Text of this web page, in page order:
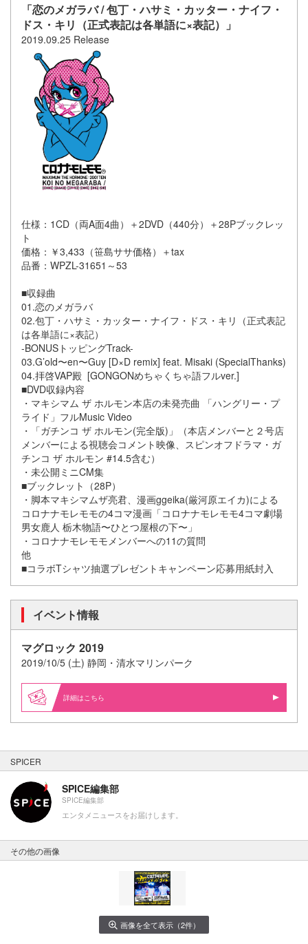
「恋のメガラバ / 包丁・ハサミ・カッター・ナイフ・
ドス・キリ（正式表記は各単語に×表記）」
2019.09.25 Release
仕様：1CD（両A面4曲）＋2DVD（440分）＋28Pブックレッ
ト
価格：￥3,433（笹島ササ価格）＋tax
品番：WPZL-31651～53
■収録曲
01.恋のメガラバ
02.包丁・ハサミ・カッター・ナイフ・ドス・キリ（正式表記
は各単語に×表記）
-BONUSトッピングTrack-
03.G’old〜en〜Guy [D×D remix] feat. Misaki (SpecialThanks)
04.拝啓VAP殿 [GONGONめちゃくちゃ語フルver.]
■DVD収録内容
・マキシマム ザ ホルモン本店の未発売曲 「ハングリー・プ
ライド」フルMusic Video
・「ガチンコ ザ ホルモン(完全版)」（本店メンバーと２号店
メンバーによる視聴会コメント映像、スピンオフドラマ・ガ
チンコ ザ ホルモン #14.5含む）
・未公開ミニCM集
■ブックレット（28P）
・脚本マキシマムザ亮君、漫画ggeika(厳河原エイカ)による
コロナナモレモモの4コマ漫画「コロナナモレモモ4コマ劇場
男女鹿人 栃木物語〜ひとつ屋根の下〜」
・コロナナモレモモメンバーへの11の質問
他
■コラボTシャツ抽選プレゼントキャンペーン応募用紙封入
イベント情報
マグロック 2019
2019/10/5 (土) 静岡・清水マリンパーク
詳細はこちら
SPICER
SPICE編集部
SPICE編集部
エンタメニュースをお届けします。
その他の画像
画像を全て表示（2件）